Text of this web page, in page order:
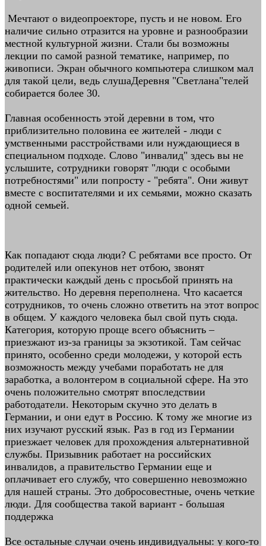
Мечтают о видеопроекторе, пусть и не новом. Его
наличие сильно отразится на уровне и разнообразии
местной культурной жизни. Стали бы возможны
лекции по самой разной тематике, например, по
живописи. Экран обычного компьютера слишком мал
для такой цели, ведь слушаДеревня "Светлана"телей
собирается более 30.
Главная особенность этой деревни в том, что
приблизительно половина ее жителей - люди с
умственными расстройствами или нуждающиеся в
специальном подходе. Слово "инвалид" здесь вы не
услышите, сотрудники говорят "люди с особыми
потребностями" или попросту - "ребята". Они живут
вместе с воспитателями и их семьями, можно сказать
одной семьей.
Как попадают сюда люди? С ребятами все просто. От
родителей или опекунов нет отбою, звонят
практически каждый день с просьбой принять на
жительство. Но деревня переполнена. Что касается
сотрудников, то очень сложно ответить на этот вопрос
в общем. У каждого человека был свой путь сюда.
Категория, которую проще всего объяснить –
приезжают из-за границы за экзотикой. Там сейчас
принято, особенно среди молодежи, у которой есть
возможность между учебами поработать не для
заработка, а волонтером в социальной сфере. На это
очень положительно смотрят впоследствии
работодатели. Некоторым скучно это делать в
Германии, и они едут в Россию. К тому же многие из
них изучают русский язык. Раз в год из Германии
приезжает человек для прохождения альтернативной
службы. Призывник работает на российских
инвалидов, а правительство Германии еще и
оплачивает его службу, что совершенно невозможно
для нашей страны. Это добросовестные, очень четкие
люди. Для сообщества такой вариант - большая
поддержка
Все остальные случаи очень индивидуальны: у кого-то